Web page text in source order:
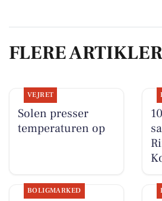
FLERE ARTIKLER
VEJRET
Solen presser
temperaturen op
BOLIGMARKED